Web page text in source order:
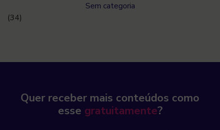
Sem categoria
(34)
Quer receber mais conteúdos como
esse gratuitamente?